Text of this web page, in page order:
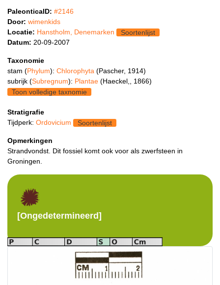
PaleonticaID: #2146
Door: wimenkids
Locatie: Hanstholm, Denemarken
Soortenlijst
Datum: 20-09-2007
Taxonomie
stam (Phylum): Chlorophyta (Pascher, 1914)
subrijk (Subregnum): Plantae (Haeckel,, 1866)
Toon volledige taxnomie
Stratigrafie
Tijdperk: Ordovicium Soortenlijst
Opmerkingen
Strandvondst. Dit fossiel komt ook voor als zwerfsteen in
Groningen.
[Ongedetermineerd]